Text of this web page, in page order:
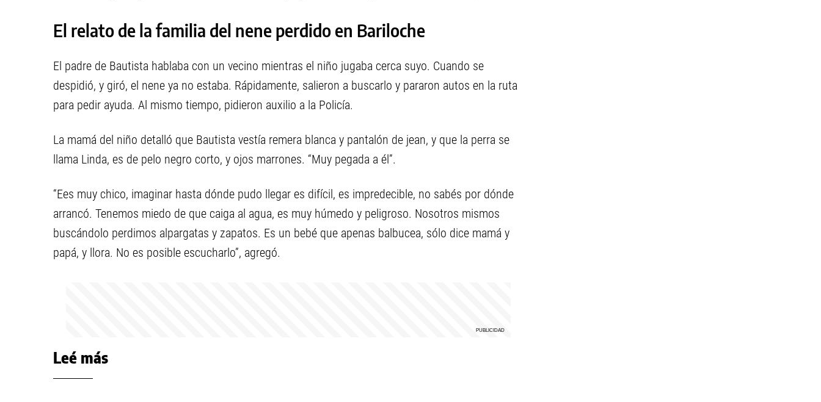
El relato de la familia del nene perdido en Bariloche
El padre de Bautista hablaba con un vecino mientras el niño jugaba cerca suyo. Cuando se
despidió, y giró, el nene ya no estaba. Rápidamente, salieron a buscarlo y pararon autos en la ruta
para pedir ayuda. Al mismo tiempo, pidieron auxilio a la Policía.
La mamá del niño detalló que Bautista vestía remera blanca y pantalón de jean, y que la perra se
llama Linda, es de pelo negro corto, y ojos marrones. “Muy pegada a él”.
“Ees muy chico, imaginar hasta dónde pudo llegar es difícil, es impredecible, no sabés por dónde
arrancó. Tenemos miedo de que caiga al agua, es muy húmedo y peligroso. Nosotros mismos
buscándolo perdimos alpargatas y zapatos. Es un bebé que apenas balbucea, sólo dice mamá y
papá, y llora. No es posible escucharlo”, agregó.
Leé más